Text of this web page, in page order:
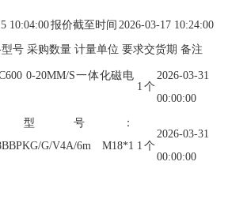
10:04:00报价截至时间 2026-03-17 10:24:00
号 采购数量 计量单位 要求交货期 备注
0-20MM/S一体化磁电
1 个
2026-03-31
00:00:00
型号：
G/V4A/6m M18*1 1 个
2026-03-31
00:00:00